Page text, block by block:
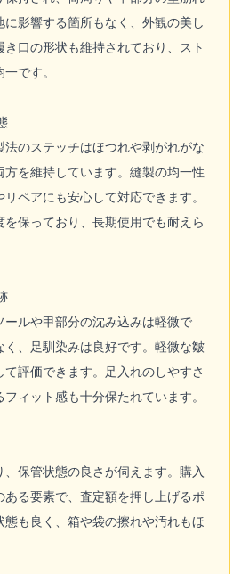
影響する箇所もなく、外観の美し
口の形状も維持されており、スト
です。
のステッチはほつれや剥がれがな
方を維持しています。縫製の均一性
ペアにも安心して対応できます。
保っており、長期使用でも耐えら
ルや甲部分の沈み込みは軽微で
、足馴染みは良好です。軽微な皺
評価できます。足入れのしやすさ
ィット感も十分保たれています。
保管状態の良さが伺えます。購入
る要素で、査定額を押し上げるポ
も良く、箱や袋の擦れや汚れもほ